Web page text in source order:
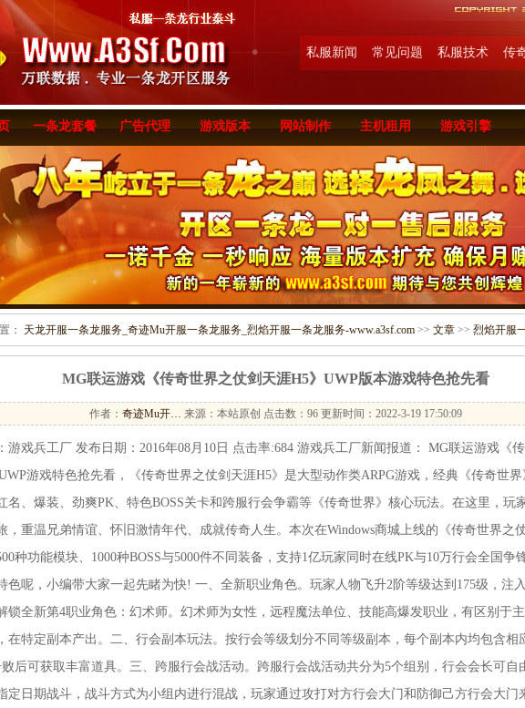
私服新闻 常见问题 私服技术 传
一条龙套餐 广告代理 游戏版本 网站制作 主机租用 游戏引擎
： 天龙开服一条龙服务_奇迹Mu开服一条龙服务_烈焰开服一条龙服务-www.a3sf.com >> 文章 >> 烈焰开服
MG联运游戏《传奇世界之仗剑天涯H5》UWP版本游戏特色抢先看
作者： 奇迹Mu开… 来源：本站原创 点击数： 96 更新时间：2022-3-19 17:50:09
兵工厂 发布日期：2016年08月10日 点击率:684 游戏兵工厂新闻报道： MG联运游戏《
游戏特色抢先看，《传奇世界之仗剑天涯H5》是大型动作类ARPG游戏，经典《传奇世
名、爆装、劲爽PK、特色BOSS关卡和跨服行会争霸等《传奇世界》核心玩法。在这里，玩
，重温兄弟情谊、怀旧激情年代、成就传奇人生。本次在Windows商城上线的《传奇世界之
种功能模块、1000种BOSS与5000件不同装备，支持1亿玩家同时在线PK与10万行会全国争
色呢，小编带大家一起先睹为快! 一、全新职业角色。玩家人物飞升2阶等级达到175级，注
锁全新第4职业角色：幻术师。幻术师为女性，远程魔法单位、技能高爆发职业，有区别于
在特定副本产出。二、行会副本玩法。按行会等级划分不同等级副本，每个副本内均包含相
败后可获取丰富道具。三、跨服行会战活动。跨服行会战活动共分为5个组别，行会会长可自
定日期战斗，战斗方式为小组内进行混战，玩家通过攻打对方行会大门和防御己方行会大门